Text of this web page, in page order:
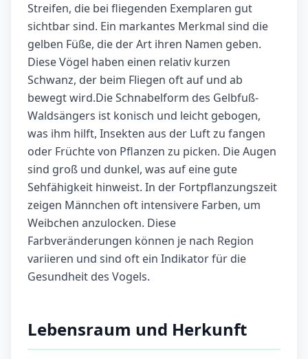
Streifen, die bei fliegenden Exemplaren gut
sichtbar sind. Ein markantes Merkmal sind die
gelben Füße, die der Art ihren Namen geben.
Diese Vögel haben einen relativ kurzen
Schwanz, der beim Fliegen oft auf und ab
bewegt wird.Die Schnabelform des Gelbfuß-
Waldsängers ist konisch und leicht gebogen,
was ihm hilft, Insekten aus der Luft zu fangen
oder Früchte von Pflanzen zu picken. Die Augen
sind groß und dunkel, was auf eine gute
Sehfähigkeit hinweist. In der Fortpflanzungszeit
zeigen Männchen oft intensivere Farben, um
Weibchen anzulocken. Diese
Farbveränderungen können je nach Region
variieren und sind oft ein Indikator für die
Gesundheit des Vogels.
Lebensraum und Herkunft